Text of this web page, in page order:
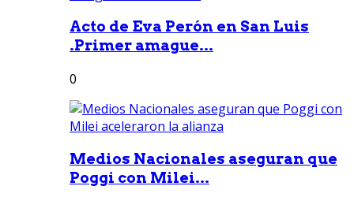
Acto de Eva Perón en San Luis
.Primer amague...
0
Medios Nacionales aseguran que
Poggi con Milei...